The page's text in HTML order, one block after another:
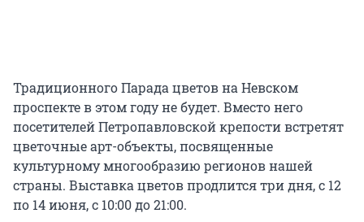
Традиционного Парада цветов на Невском
проспекте в этом году не будет. Вместо него
посетителей Петропавловской крепости встретят
цветочные арт-объекты, посвященные
культурному многообразию регионов нашей
страны. Выставка цветов продлится три дня, с 12
по 14 июня, с 10:00 до 21:00.